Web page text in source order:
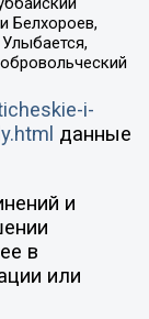
Белхороев,
i-
данные
и
в
или